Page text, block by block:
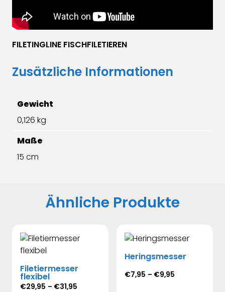
FILETINGLINE FISCHFILETIEREN
Zusätzliche Informationen
Gewicht
0,126 kg
Maße
15 cm
Ähnliche Produkte
Filetiermesser
flexibel
€29,95 – €31,95
Heringsmesser
€7,95 – €9,95